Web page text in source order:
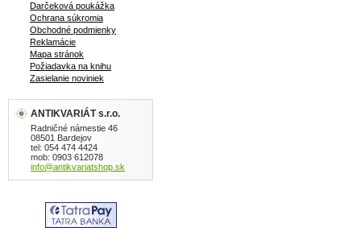
Darčeková poukážka
Ochrana súkromia
Obchodné podmienky
Reklamácie
Mapa stránok
Požiadavka na knihu
Zasielanie noviniek
ANTIKVARIÁT s.r.o.
Radničné námestie 46
08501 Bardejov
tel: 054 474 4424
mob: 0903 612078
info@antikvariatshop.sk